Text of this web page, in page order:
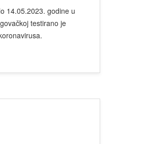
14.05.2023. godine u
testirano je